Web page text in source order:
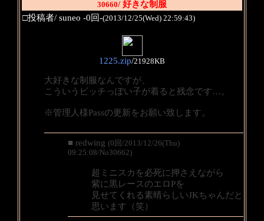
30660/ 好きな制服
□投稿者/ suneo -0回-(2013/12/25(Wed) 22:59:43)
1225.zip/21928KB
大好きな制服なんですが、
こういうビッチっぽい子が着ると残念です…。
※管理人様Passの更新をお願い致します。
■ redwing (0回/2013/12/26(Thu)
09:25:08/No30662)
超ミニスカを必死に押さえながら
紫に黒レースのエロPを
見せてくれる素晴らしいJKちゃんだと
思います（笑）